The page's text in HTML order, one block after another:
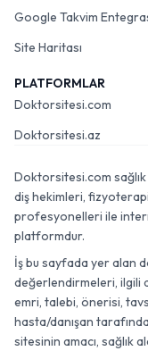
Google Takvim
Site Haritası
PLATFORMLAR
Doktorsitesi.com
Doktorsitesi.az
Doktorsitesi.com
diş hekimleri,
profesyonelleri ile
platformdur.
İş bu sayfada yer alan
değerlendirmeleri, ilgili
emri, talebi, önerisi,
hasta/danışan
sitesinin amacı, sağlık